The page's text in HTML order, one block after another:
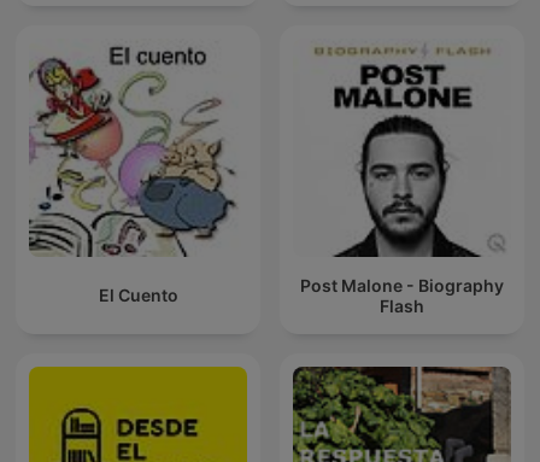
El Cuento
Post Malone - Biography
Flash